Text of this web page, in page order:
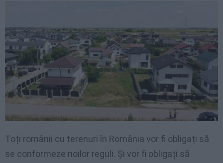
Toți românii cu terenuri în România vor fi obligați să
se conformeze noilor reguli. Și vor fi obligați să